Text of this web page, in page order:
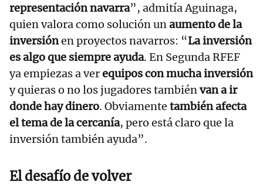
representación navarra”, admitía Aguinaga,
quien valora como solución unaumento de la
inversiónen proyectos navarros: “La inversión
es algo que siempre ayuda. En Segunda RFEF
ya empiezas a verequipos con mucha inversión
y quieras o no los jugadores tambiénvan a ir
donde hay dinero. Obviamente también afecta
el tema de la cercanía, pero está claro que la
inversión también ayuda”.
El desafío de volver